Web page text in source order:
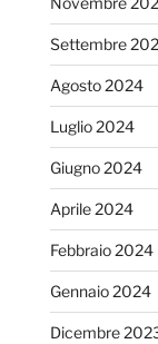
Settembre
Agosto 2024
Luglio 2024
Giugno 2024
Aprile 2024
Febbraio 2024
Gennaio 2024
Dicembre